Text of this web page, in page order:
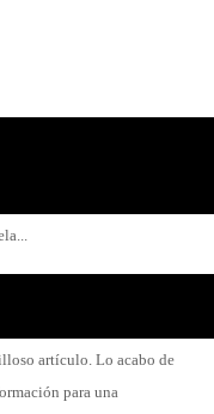
artículo. Lo acabo de
para una